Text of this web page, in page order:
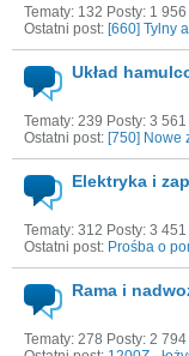
Tematy: 132 Posty: 1 956
Ostatni post: [660] Tylny
Układ
Tematy: 239 Posty: 3 561
Ostatni post: [750] Nowe
Elektryka i
Tematy: 312 Posty: 3 451
Ostatni post: Prośba o
Rama i
Tematy: 278 Posty: 2 794